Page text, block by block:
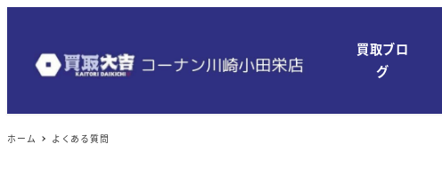
ン
テ
買取ブロ
グ
ホーム よくある質問